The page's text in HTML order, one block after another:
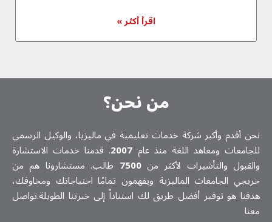
اقرأ أكثر »
من نحن؟
نحن أقدم وأكبر شركة خدمات تعلیمیة في ماليزيا، والوكيل الرسمي
للجامعات ومعاهد اللغة منذ عام 2007. قدمنا خدمات الاستشارة
والقبول والتأشيرات لأكثر من7500 طالب. مستشارونا هم من
خريجي الجامعات الماليزية ويفهمون تمامًا احتياجاتك ومخاوفك،
هدفنا هو توفير أفضل طريق لك استناداً إلى خبرتنا الطويلة.تواصل
معنا